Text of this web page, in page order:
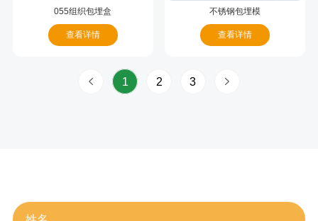
055组织包埋盒
查看详情
不锈钢包埋模
查看详情
1 2 3